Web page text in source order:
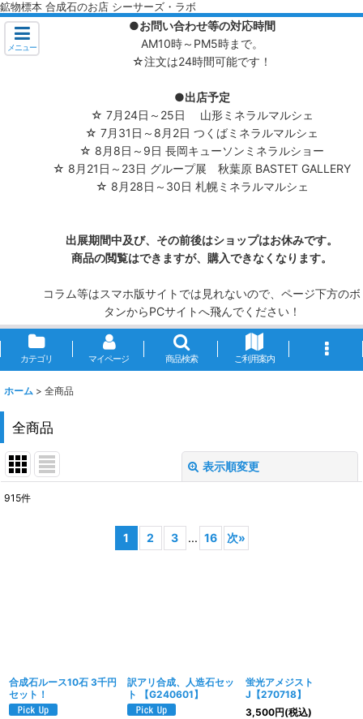
鉱物標本 合成石のお店 シーサーズ・ラボ
メニュー
●お問い合わせ等の対応時間
AM10時～PM5時まで。
☆注文は24時間可能です！
●出店予定
☆ 7月24日～25日 山形ミネラルマルシェ
☆ 7月31日～8月2日 つくばミネラルマルシェ
☆ 8月8日～9日 長岡キューソンミネラルショー
☆ 8月21日～23日 グループ展 秋葉原 BASTET GALLERY
☆ 8月28日～30日 札幌ミネラルマルシェ
出展期間中及び、その前後はショップはお休みです。
商品の閲覧はできますが、購入できなくなります。
コラム等はスマホ版サイトでは見れないので、ページ下方のボ
タンからPCサイトへ飛んでください！
カテゴリ マイページ 商品検索 ご利用案内
ホーム > 全商品
全商品
表示順変更
915件
1 2 3 ... 16 次»
合成石ルース10石 3千円
セット！
訳アリ合成、人造石セッ
ト 【G240601】
蛍光アメジスト
J【270718】
3,500円(税込)